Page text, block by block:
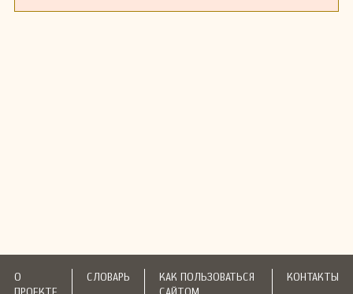
О
СЛОВАРЬ
КАК ПОЛЬЗОВАТЬСЯ
КОНТАКТЫ